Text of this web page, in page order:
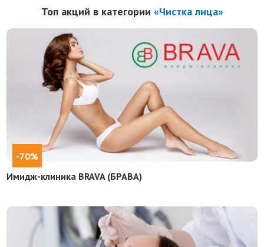
Топ акций в категории «Чистка лица»
-70%
Имидж-клиника BRAVA (БРАВА)